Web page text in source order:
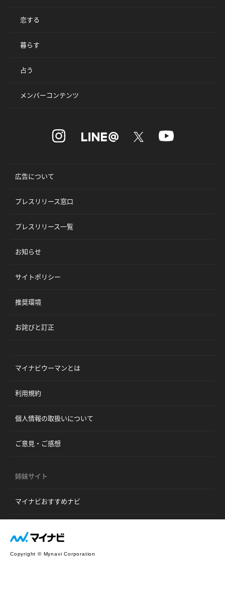
恋する
暮らす
占う
メンバーコンテンツ
広告について
プレスリリース窓口
プレスリリース一覧
お知らせ
サイトポリシー
推奨環境
お詫びと訂正
マイナビウーマンとは
利用規約
個人情報の取扱いについて
ご意見・ご感想
姉妹サイト
マイナビおすすめナビ
Copyright © Mynavi Corporation